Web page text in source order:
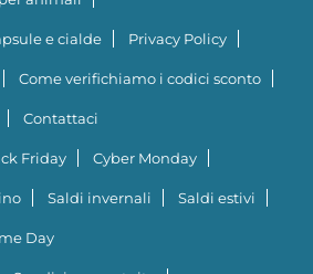
e cialde Privacy Policy
Come verifichiamo i codici sconto
Contattaci
Friday Cyber Monday
Saldi invernali Saldi estivi
Day